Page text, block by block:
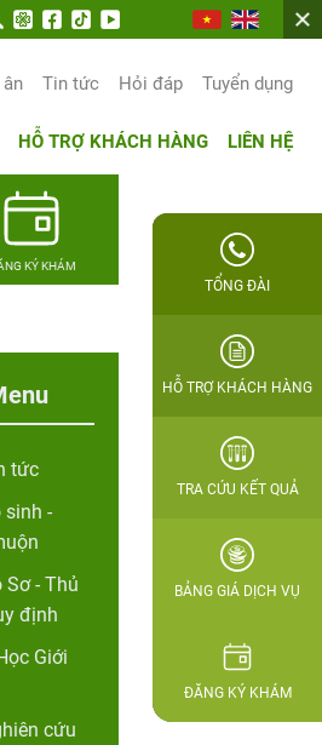
Tin tức Hỏi đáp Tuyển dụng
HỖ TRỢ KHÁCH HÀNG LIÊN HỆ
KÝ KHÁM
tức
sinh -
Sơ - Thủ
định
Giới
cứu
TỔNG ĐÀI
HỖ TRỢ KHÁCH HÀNG
TRA CỨU KẾT QUẢ
BẢNG GIÁ DỊCH VỤ
ĐĂNG KÝ KHÁM